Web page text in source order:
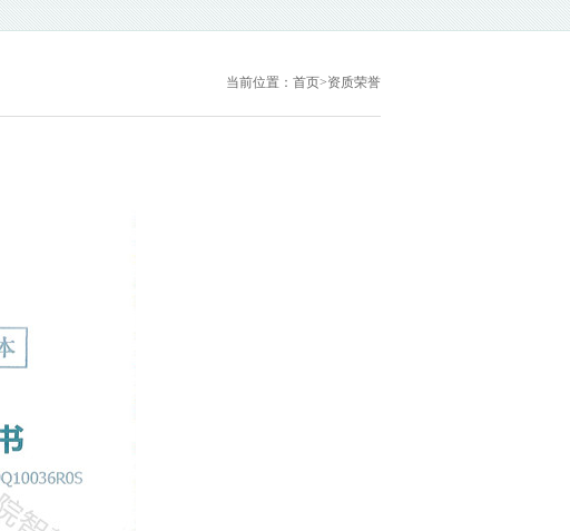
当前位置： 首页>资质荣誉